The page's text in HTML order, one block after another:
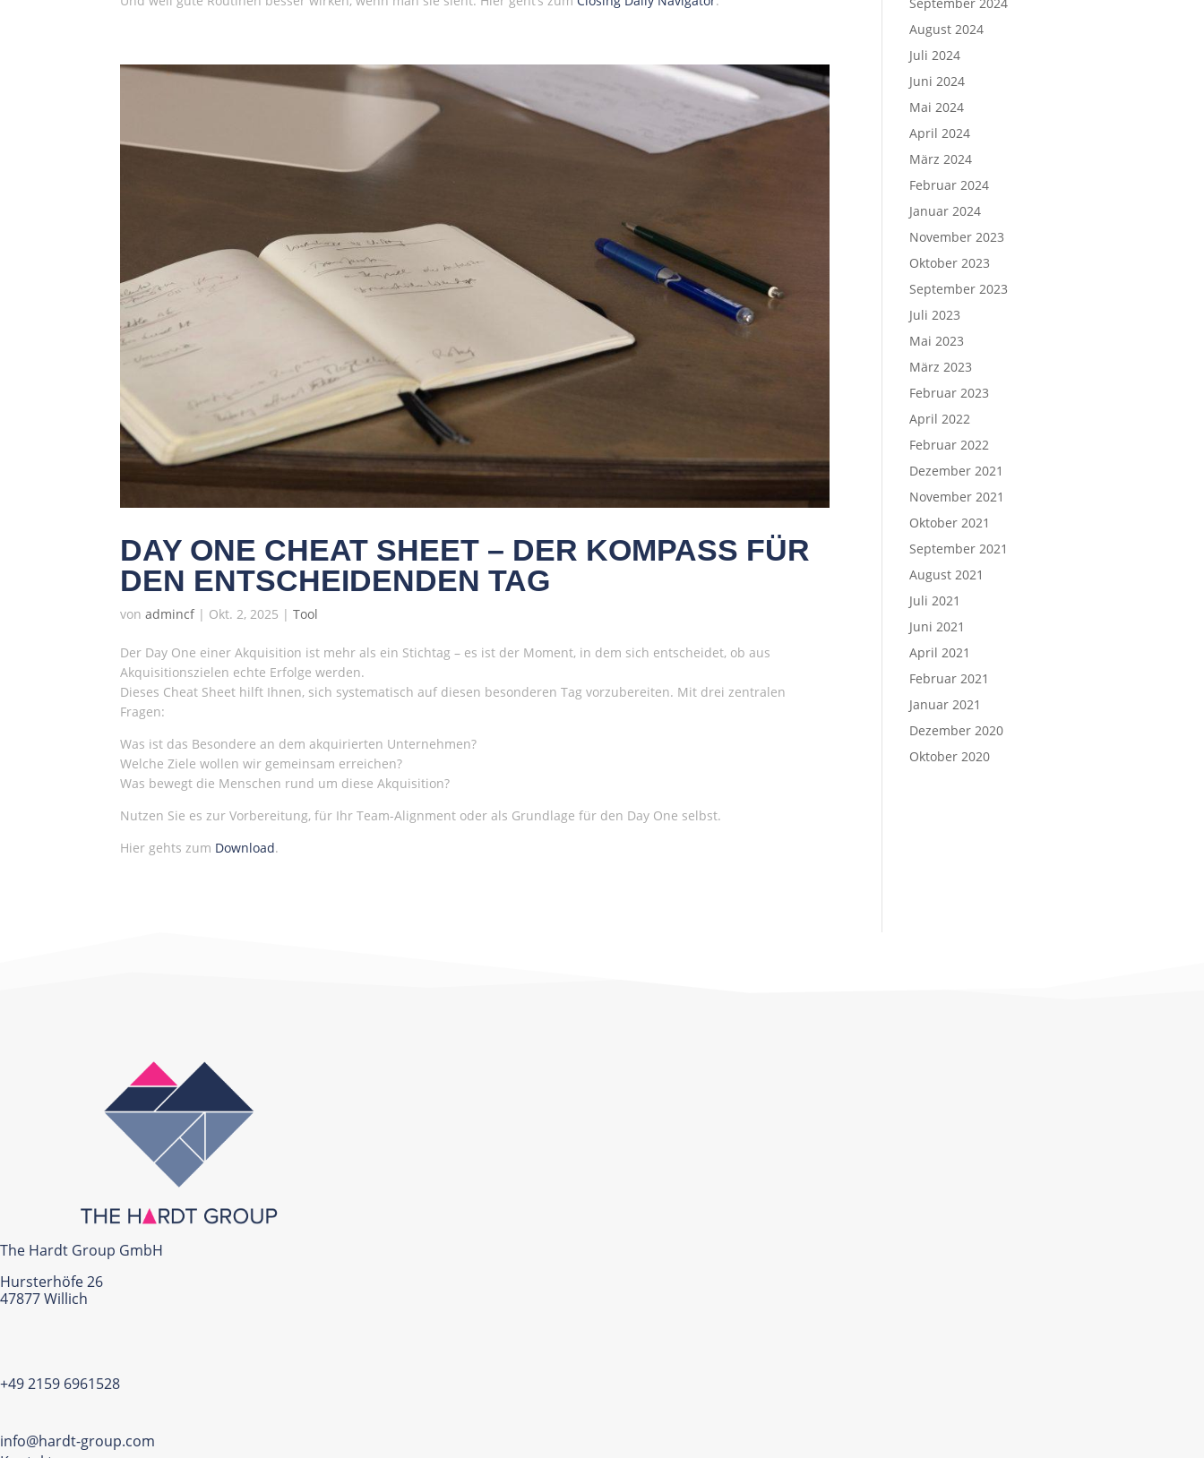
DAY ONE CHEAT SHEET – DER KOMPASS FÜR
DEN ENTSCHEIDENDEN TAG
vonadmincf| Okt. 2, 2025 |Tool
Der Day One einer Akquisition ist mehr als ein Stichtag – es ist der Moment, in dem sich entscheidet, ob aus
Akquisitionszielen echte Erfolge werden.
Dieses Cheat Sheet hilft Ihnen, sich systematisch auf diesen besonderen Tag vorzubereiten. Mit drei zentralen
Fragen:
Was ist das Besondere an dem akquirierten Unternehmen?
Welche Ziele wollen wir gemeinsam erreichen?
Was bewegt die Menschen rund um diese Akquisition?
Nutzen Sie es zur Vorbereitung, für Ihr Team-Alignment oder als Grundlage für den Day One selbst.
Hier gehts zum Download.
August 2024
Juli 2024
Juni 2024
Mai 2024
April 2024
März 2024
Februar 2024
Januar 2024
November 2023
Oktober 2023
September 2023
Juli 2023
Mai 2023
März 2023
Februar 2023
April 2022
Februar 2022
Dezember 2021
November 2021
Oktober 2021
September 2021
August 2021
Juli 2021
Juni 2021
April 2021
Februar 2021
Januar 2021
Dezember 2020
Oktober 2020
The Hardt Group GmbH
Hursterhöfe 26
47877 Willich
+49 2159 6961528
info@hardt-group.com